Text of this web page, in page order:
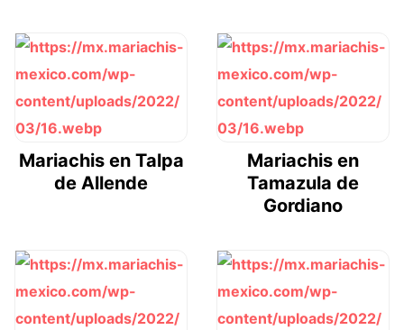
Mariachis en Talpa
de Allende
Mariachis en
Tamazula de
Gordiano